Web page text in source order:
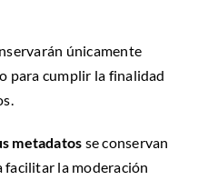
únicamente
para cumplir la finalidad
metadatos se conservan
la moderación